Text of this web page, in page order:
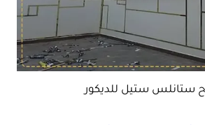
ستانلس ستيل للديكور